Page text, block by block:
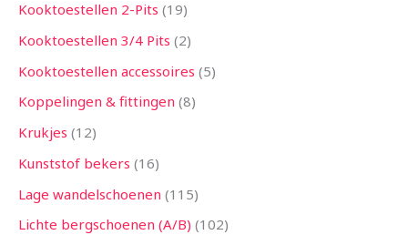
Kooktoestellen 2-Pits 19
Kooktoestellen 3/4 Pits 2
Kooktoestellen accessoires 5
Koppelingen & fittingen 8
Krukjes 12
Kunststof bekers 16
Lage wandelschoenen 115
Lichte bergschoenen (A/B) 102